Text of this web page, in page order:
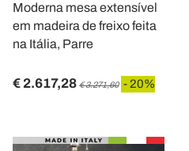
Moderna mesa extensível
em madeira de freixo feita
na Itália, Parre
€ 2.617,28 € 3.271,60 - 20%